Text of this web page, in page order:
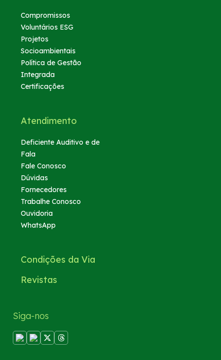
Compromissos
Voluntários ESG
Projetos
Socioambientais
Política de Gestão
Integrada
Certificações
Atendimento
Deficiente Auditivo e de
Fala
Fale Conosco
Dúvidas
Fornecedores
Trabalhe Conosco
Ouvidoria
WhatsApp
Condições da Via
Revistas
Siga-nos